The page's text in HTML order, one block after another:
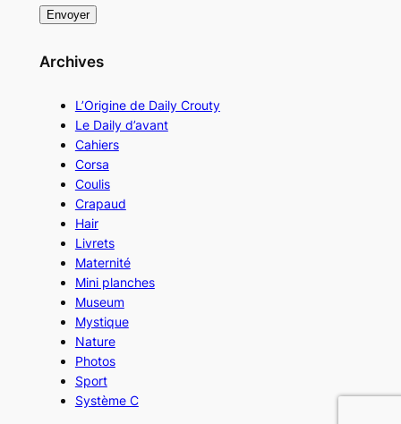
Archives
L’Origine de Daily Crouty
Le Daily d’avant
Cahiers
Corsa
Coulis
Crapaud
Hair
Livrets
Maternité
Mini planches
Museum
Mystique
Nature
Photos
Sport
Système C